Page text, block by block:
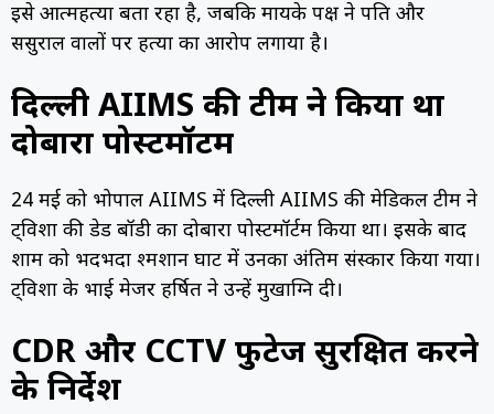
इसे आत्महत्या बता रहा है, जबकि मायके पक्ष ने पति और
ससुराल वालों पर हत्या का आरोप लगाया है।
दिल्ली AIIMS की टीम ने किया था
दोबारा पोस्टमॉर्टम
24 मई को भोपाल AIIMS में दिल्ली AIIMS की मेडिकल टीम ने
ट्विशा की डेड बॉडी का दोबारा पोस्टमॉर्टम किया था। इसके बाद
शाम को भदभदा श्मशान घाट में उनका अंतिम संस्कार किया गया।
ट्विशा के भाई मेजर हर्षित ने उन्हें मुखाग्नि दी।
CDR और CCTV फुटेज सुरक्षित करने
के निर्देश